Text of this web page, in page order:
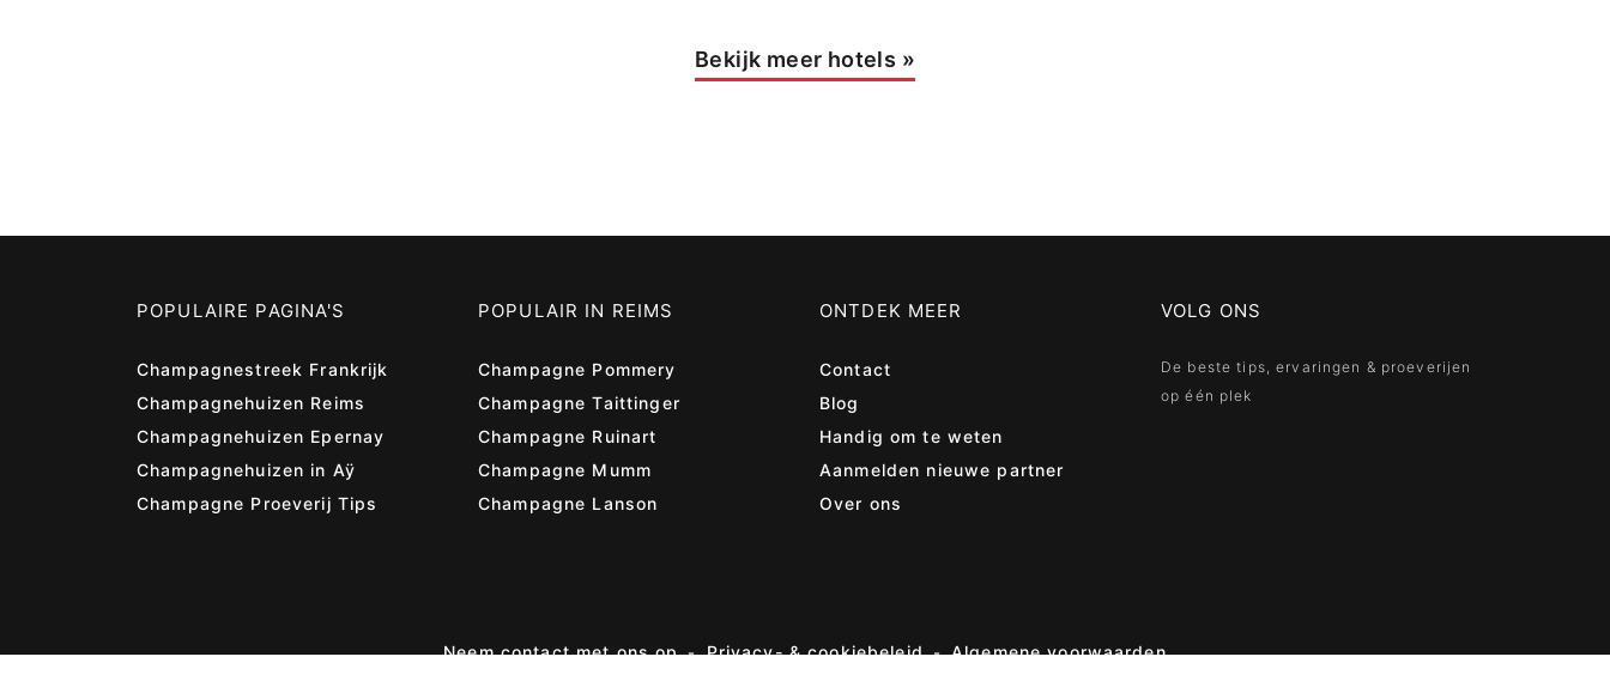
Bekijk meer hotels »
POPULAIRE PAGINA'S
Champagnestreek Frankrijk
Champagnehuizen Reims
Champagnehuizen Epernay
Champagnehuizen in Aÿ
Champagne Proeverij Tips
POPULAIR IN REIMS
Champagne Pommery
Champagne Taittinger
Champagne Ruinart
Champagne Mumm
Champagne Lanson
ONTDEK MEER
Contact
Blog
Handig om te weten
Aanmelden nieuwe partner
Over ons
VOLG ONS
De beste tips, ervaringen & proeverijen
op één plek
Neem contact met ons op Privacy- & cookiebeleid Algemene voorwaarden